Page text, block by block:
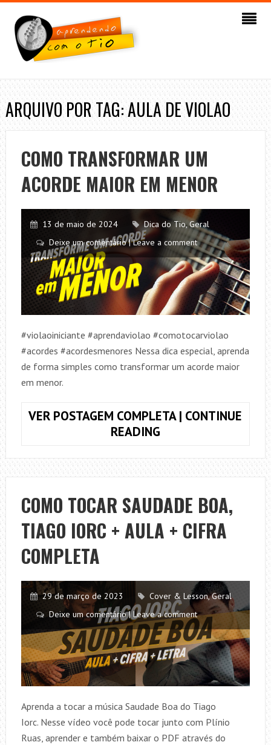
ARQUIVO POR TAG: AULA DE VIOLAO
COMO TRANSFORMAR UM
ACORDE MAIOR EM MENOR
13 de maio de 2024 Dica do Tio,Geral
Deixe um comentário | Leave a comment
#violaoiniciante #aprendaviolao #comotocarviolao
#acordes #acordesmenores Nessa dica especial, aprenda
de forma simples como transformar um acorde maior
em menor.
VER POSTAGEM COMPLETA | CONTINUE
READINGCOMO
UM
ACORDE
MAIOR
EM
MENOR
COMO TOCAR SAUDADE BOA,
TIAGO IORC + AULA + CIFRA
COMPLETA
29 de março de 2023 Cover & Lesson,Geral
Deixe um comentário | Leave a comment
Aprenda a tocar a música Saudade Boa do Tiago
Iorc. Nesse vídeo você pode tocar junto com Plínio
Ruas, aprender e também baixar o PDF através do